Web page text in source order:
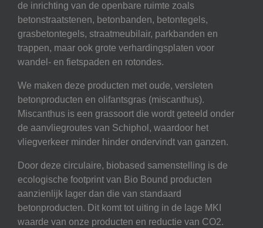
de inrichting van de openbare ruimte zoals
betonstraatstenen, betonbanden, betontegels,
grasbetontegels, straatmeubilair, parkbanden en
trappen, maar ook grote verhardingsplaten voor
wandel- en fietspaden en rotondes.
We maken deze producten met oude, versleten
betonproducten en olifantsgras (miscanthus).
Miscanthus is een grassoort die wordt geteeld onder
de aanvliegroutes van Schiphol, waardoor het
vliegverkeer minder hinder ondervindt van ganzen.
Door deze circulaire, biobased samenstelling is de
ecologische footprint van Bio Bound producten
aanzienlijk lager dan die van standaard
betonproducten. Dit komt tot uiting in de lage MKI
waarde van onze producten en reductie van CO2.